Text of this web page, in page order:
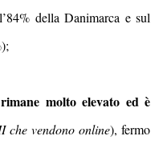
l’84% della Danimarca esul
molto elevato ed è
che vendono online), fermo